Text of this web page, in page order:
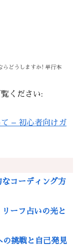
らどうしますか! 単行本
ください:
– 初心者向けガ
コーディング方
ーフ占いの光と
挑戦と自己発見